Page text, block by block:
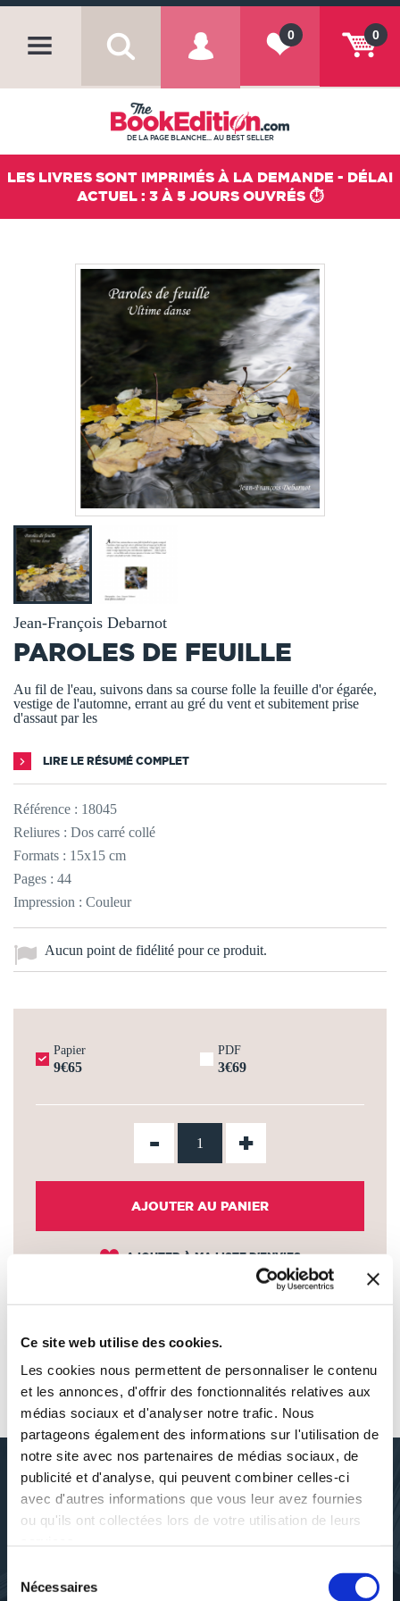
Ce site web utilise des cookies.
Les cookies nous permettent de personnaliser le contenu
et les annonces, d'offrir des fonctionnalités relatives aux
médias sociaux et d'analyser notre trafic. Nous
partageons également des informations sur l'utilisation de
notre site avec nos partenaires de médias sociaux, de
publicité et d'analyse, qui peuvent combiner celles-ci
avec d'autres informations que vous leur avez fournies
ou qu'ils ont collectées lors de votre utilisation de leurs
Nécessaires
0
0
DE LA PAGE BLANCHE... AU BEST SELLER
LES LIVRES SONT IMPRIMÉS À LA DEMANDE - DÉLAI
ACTUEL : 3 À 5 JOURS OUVRÉS ⏱️
Jean-François Debarnot
PAROLES DE FEUILLE
Au fil de l'eau, suivons dans sa course folle la feuille d'or égarée,
vestige de l'automne, errant au gré du vent et subitement prise
d'assaut par les
LIRE LE RÉSUMÉ COMPLET
Référence : 18045
Reliures : Dos carré collé
Formats : 15x15 cm
Pages : 44
Impression : Couleur
Aucun point de fidélité pour ce produit.
Papier
9€65
PDF
3€69
- +
AJOUTER AU PANIER
AJOUTER À MA LISTE D'ENVIES
AUTOUR DE JEAN-FRANÇOIS
DEBARNOT